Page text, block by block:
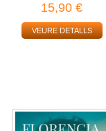
15,90 €
VEURE DETALLS